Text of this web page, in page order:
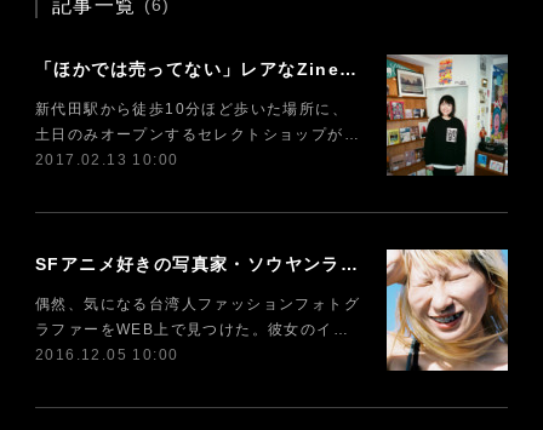
記事一覧 (6)
「ほかでは売ってない」レアなZineが揃うセレクトショップ「commune」
新代田駅から徒歩10分ほど歩いた場所に、
土日のみオープンするセレクトショップが…
2017.02.13 10:00
SFアニメ好きの写真家・ソウヤンランの「完璧な身体」への憧れ
偶然、気になる台湾人ファッションフォトグ
ラファーをWEB上で見つけた。彼女のイ…
2016.12.05 10:00